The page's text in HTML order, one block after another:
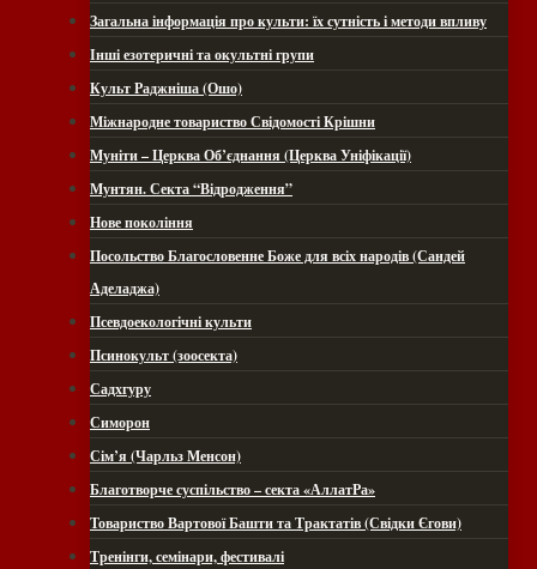
Загальна інформація про культи: їх сутність і методи впливу
Інші езотеричні та окультні групи
Культ Раджніша (Ошо)
Міжнародне товариство Свідомості Крішни
Муніти – Церква Об’єднання (Церква Уніфікації)
Мунтян. Секта “Відродження”
Нове покоління
Посольство Благословенне Боже для всіх народів (Сандей
Аделаджа)
Псевдоекологічні культи
Псинокульт (зоосекта)
Садхгуру
Симорон
Сім’я (Чарльз Менсон)
Благотворче суспільство – секта «АллатРа»
Товариство Вартової Башти та Трактатів (Свідки Єгови)
Тренінги, семінари, фестивалі